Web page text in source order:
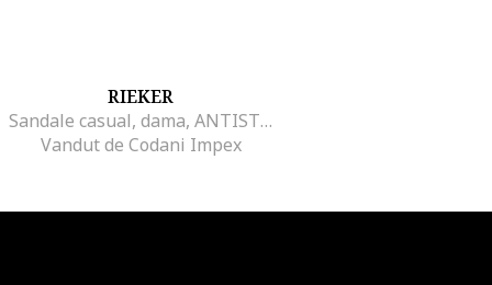
RIEKER
Sandale casual, dama, ANTISTRESS, 624H6-00 negru, piele ecologica, platforma, Negru
Vandut de Codani Impex